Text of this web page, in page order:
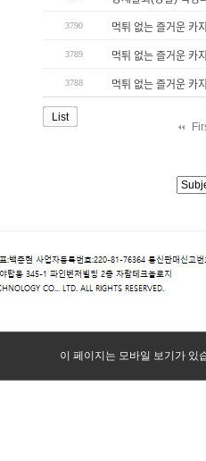
3790 먹튀 없는 즐거운
3789 먹튀 없는 즐거운
3788 먹튀 없는 즐거운
List
이 페이지는 모바일 보기가 있